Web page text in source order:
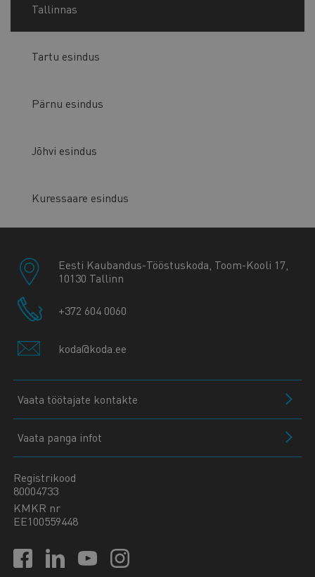
Tallinnas
Tartu esindus
Pärnu esindus
Jõhvi esindus
Kuressaare esindus
Eesti Kaubandus-Tööstuskoda, Toom-Kooli 17,
10130 Tallinn
+372 604 0060
koda@koda.ee
Vaata töötajate kontakte
Vaata panga infot
Registrikood
80004733
KMKR nr
EE100559448